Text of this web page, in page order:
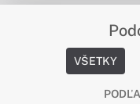
VŠETKY